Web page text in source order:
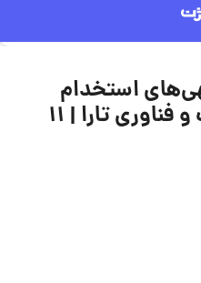
استخدام
شرکت توسعه تجارت و فناوری تارا | ۱۱